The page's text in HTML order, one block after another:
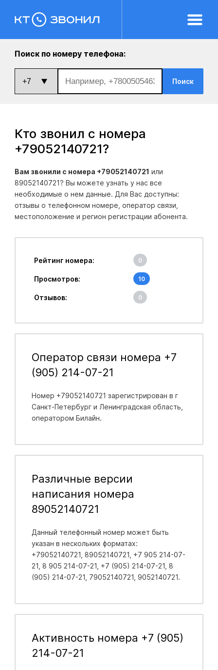
Поиск по номеру телефона:
Поиск
Кто звонил с номера
+79052140721?
Вам звонили с номера +79052140721 или
89052140721? Вы можете узнать у нас все
необходимые о нем данные. Для Вас доступны:
отзывы о телефонном номере, оператор связи,
местоположение и регион регистрации абонента.
Рейтинг номера: 0
Просмотров: 10
Отзывов: 0
Оператор связи номера +7
(905) 214-07-21
Номер +79052140721 зарегистрирован в г
Санкт-Петербург и Ленинградская область
оператором Билайн.
Различные версии
написания номера
89052140721
Данный телефонный номер может быть
указан в нескольких форматах:
+79052140721, 89052140721, +7 905 214-07-
21, 8 905 214-07-21, +7 (905) 214-07-21, 8
(905) 214-07-21, 79052140721, 9052140721.
Активность номера +7 (905)
214-07-21